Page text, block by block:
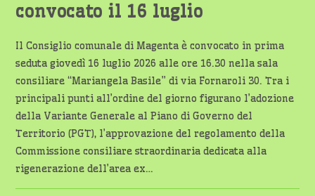
convocato il 16 luglio
Il Consiglio comunale di Magenta è convocato in prima
seduta giovedì 16 luglio 2026 alle ore 16.30 nella sala
consiliare “Mariangela Basile” di via Fornaroli 30. Tra i
principali punti all’ordine del giorno figurano l’adozione
della Variante Generale al Piano di Governo del
Territorio (PGT), l’approvazione del regolamento della
Commissione consiliare straordinaria dedicata alla
rigenerazione dell’area ex…